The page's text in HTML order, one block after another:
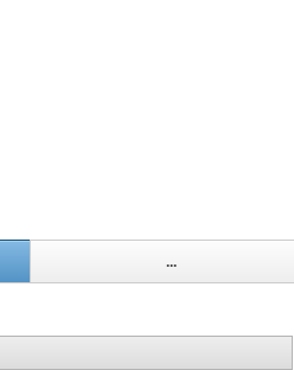
...